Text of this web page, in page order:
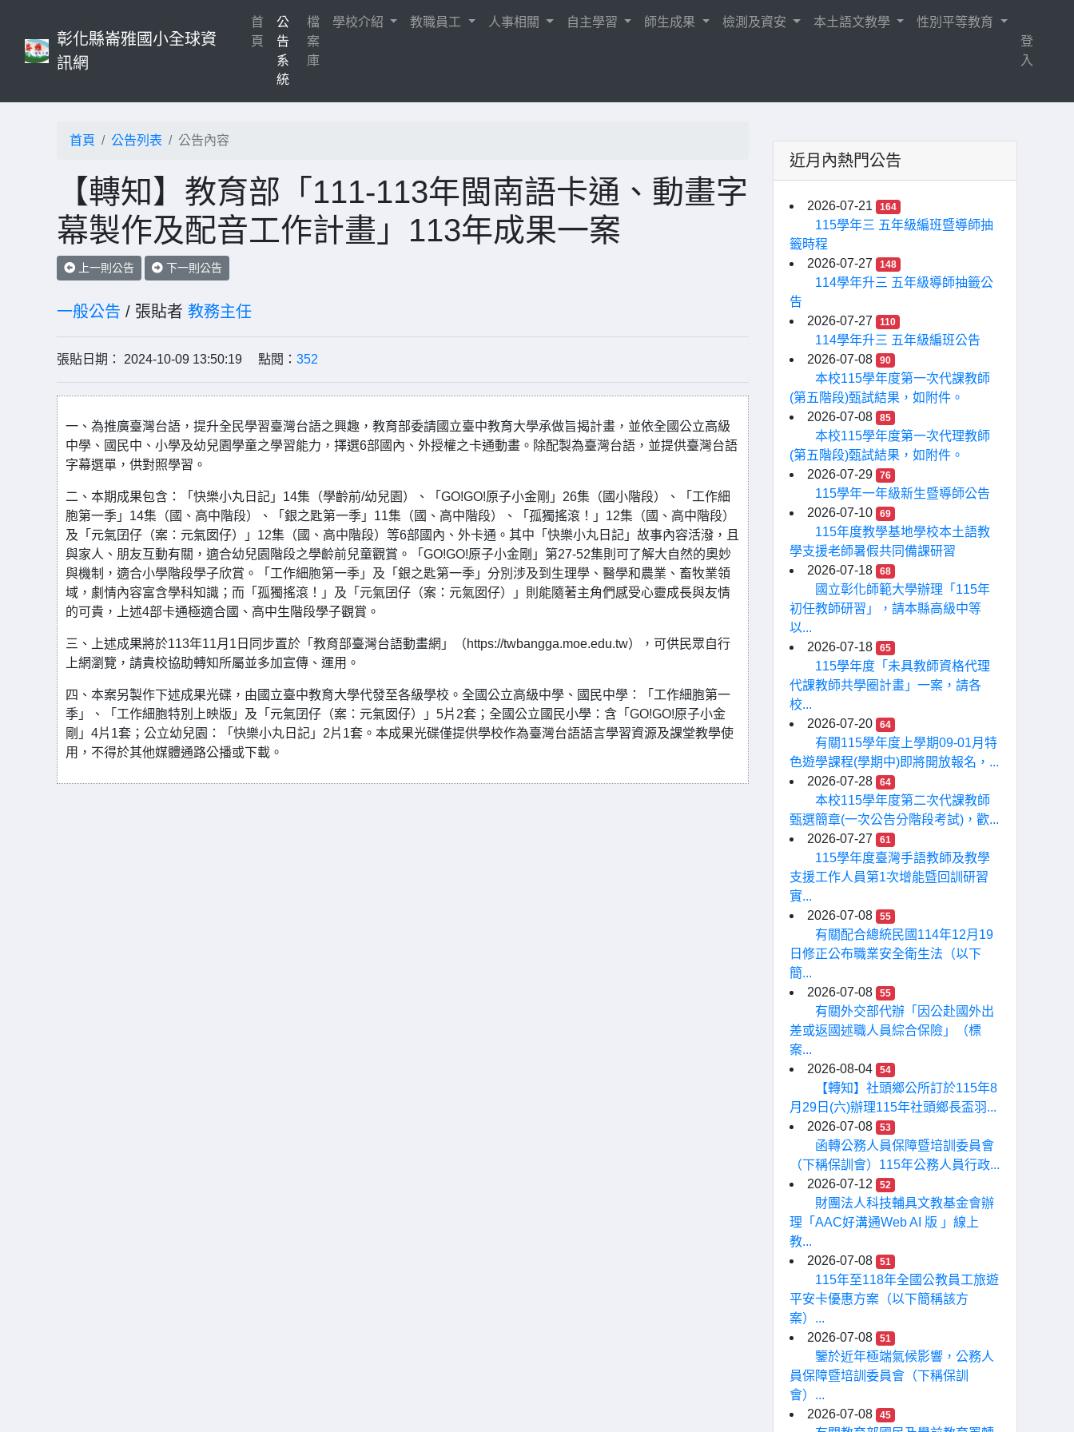
彰化縣崙雅國小全球資
訊網
首
頁 (current)
公
告
系
統
檔
案
庫
學校介紹 教職員工 人事相關 自主學習 師生成果 檢測及資安 本土語文教學
性別平等教育
登
入
首頁 公告列表 公告內容
【轉知】教育部「111-113年閩南語卡通、動畫字
幕製作及配音工作計畫」113年成果一案
上一則公告 下一則公告
一般公告 / 張貼者 教務主任
張貼日期： 2024-10-09 13:50:19 點閱： 352
一、為推廣臺灣台語，提升全民學習臺灣台語之興趣，教育部委請國立臺中教育大學承做旨揭計畫，並依全國公立高級
中學、國民中、小學及幼兒園學童之學習能力，擇選6部國內、外授權之卡通動畫。除配製為臺灣台語，並提供臺灣台語
字幕選單，供對照學習。
二、本期成果包含：「快樂小丸日記」14集（學齡前/幼兒園）、「GO!GO!原子小金剛」26集（國小階段）、「工作細
胞第一季」14集（國、高中階段）、「銀之匙第一季」11集（國、高中階段）、「孤獨搖滾！」12集（國、高中階段）
及「元氣囝仔（案：元氣囡仔）」12集（國、高中階段）等6部國內、外卡通。其中「快樂小丸日記」故事內容活潑，且
與家人、朋友互動有關，適合幼兒園階段之學齡前兒童觀賞。「GO!GO!原子小金剛」第27-52集則可了解大自然的奧妙
與機制，適合小學階段學子欣賞。「工作細胞第一季」及「銀之匙第一季」分別涉及到生理學、醫學和農業、畜牧業領
域，劇情內容富含學科知識；而「孤獨搖滾！」及「元氣囝仔（案：元氣囡仔）」則能隨著主角們感受心靈成長與友情
的可貴，上述4部卡通極適合國、高中生階段學子觀賞。
三、上述成果將於113年11月1日同步置於「教育部臺灣台語動畫網」（https://twbangga.moe.edu.tw），可供民眾自行
上網瀏覽，請貴校協助轉知所屬並多加宣傳、運用。
四、本案另製作下述成果光碟，由國立臺中教育大學代發至各級學校。全國公立高級中學、國民中學：「工作細胞第一
季」、「工作細胞特別上映版」及「元氣囝仔（案：元氣囡仔）」5片2套；全國公立國民小學：含「GO!GO!原子小金
剛」4片1套；公立幼兒園：「快樂小丸日記」2片1套。本成果光碟僅提供學校作為臺灣台語語言學習資源及課堂教學使
用，不得於其他媒體通路公播或下載。
近月內熱門公告
2026-07-21 164
115學年三 五年級編班暨導師抽
籤時程
2026-07-27
148
114學年升三 五年級導師抽籤公
告
2026-07-27
110
114學年升三 五年級編班公告
2026-07-08
90
本校115學年度第一次代課教師
(第五階段)甄試結果，如附件。
2026-07-08
85
本校115學年度第一次代理教師
(第五階段)甄試結果，如附件。
2026-07-29
76
115學年一年級新生暨導師公告
2026-07-10
69
115年度教學基地學校本土語教
學支援老師暑假共同備課研習
2026-07-18
68
國立彰化師範大學辦理「115年
初任教師研習」，請本縣高級中等
以...
2026-07-18
65
115學年度「未具教師資格代理
代課教師共學圈計畫」一案，請各
校...
2026-07-20
64
有關115學年度上學期09-01月特
色遊學課程(學期中)即將開放報名，...
2026-07-28
64
本校115學年度第二次代課教師
甄選簡章(一次公告分階段考試)，歡...
2026-07-27
61
115學年度臺灣手語教師及教學
支援工作人員第1次增能暨回訓研習
實...
2026-07-08
55
有關配合總統民國114年12月19
日修正公布職業安全衛生法（以下
簡...
2026-07-08
55
有關外交部代辦「因公赴國外出
差或返國述職人員綜合保險」（標
案...
2026-08-04
54
【轉知】社頭鄉公所訂於115年8
月29日(六)辦理115年社頭鄉長盃羽...
2026-07-08
53
函轉公務人員保障暨培訓委員會
（下稱保訓會）115年公務人員行政...
2026-07-12
52
財團法人科技輔具文教基金會辦
理「AAC好溝通Web AI 版 」線上
教...
2026-07-08
51
115年至118年全國公教員工旅遊
平安卡優惠方案（以下簡稱該方
案）...
2026-07-08
51
鑒於近年極端氣候影響，公務人
員保障暨培訓委員會（下稱保訓
會）...
2026-07-08
45